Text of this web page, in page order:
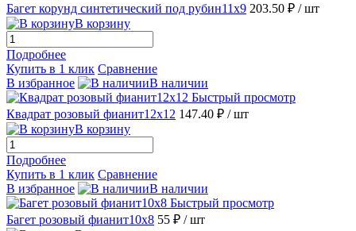
Багет корунд синтетический под рубин11х9 203.50 ₽ / шт
В корзину
Подробнее
Купить в 1 клик Сравнение
В избранное
В наличии
Быстрый просмотр
Квадрат розовый фианит12х12 147.40 ₽ / шт
В корзину
Подробнее
Купить в 1 клик Сравнение
В избранное
В наличии
Быстрый просмотр
Багет розовый фианит10х8 55 ₽ / шт